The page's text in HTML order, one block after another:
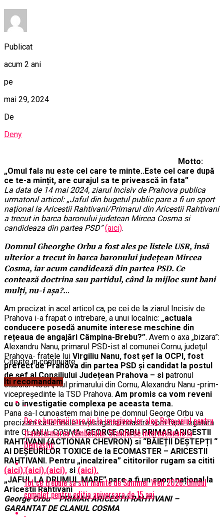
Publicat
acum 2 ani
pe
mai 29, 2024
De
Deny
Motto:
„Omul fals nu este cel care te minte..Este cel care după
ce te-a mințit, are curajul sa te privească în fata”
La data de 14 mai 2024, ziarul Incisiv de Prahova publica
urmatorul articol: „Jaful din bugetul public pare a fi un sport
național la Aricestii Rahtivani/Primarul din Aricestii Rahtivani
a trecut in barca baronului judetean Mircea Cosma si
candideaza din partea PSD” (aici).
Domnul Gheorghe Orbu a fost ales pe listele USR, însă
ulterior a trecut în barca baronului județean Mircea
Cosma, iar acum candidează din partea PSD. Ce
contează doctrina sau partidul, când la mijloc sunt bani
mulți, nu-i așa?...
Am precizat in acel articol ca, pe cei de la ziarul Incisiv de
Prahova i-a frapat o intrebare, a unui localnic: „actuala
conducere posedă anumite interese meschine din
rețeaua de angajări Câmpina-Brebu?”. Avem o axa „bizara”:
Alexandru Nanu, primarul PSD-ist al comunei Cornu, judeţul
Prahova- fratele lui Virgiliu Nanu, fost șef la OCPI, fost
prefect de Prahova din partea PSD și candidat la postul
de șef al Consiliului Județean Prahova – si patronul
clubului NUBA, fiul primarului din Cornu, Alexandru Nanu -prim-
vicepreşedinte la TSD Prahova. Am promis ca vom reveni
cu o investigatie complexa pe aceasta tema.
Pana sa-l cunoastem mai bine pe domnul George Orbu va
precizam ca la finele investigatiei noastre vom face legatura
intre CLANUL COSMA-GEORGE ORBU PRIMAR ARICESTII
RAHTIVANI (ACTIONAR CHEVRON) si “BĂIEȚII DEȘTEPȚI “
AI DEȘEURILOR TOXICE de la ECOMASTER – ARICESTII
RAHTIVANI. Pentru „incalzirea” cititorilor rugam sa cititi
(aici),(aici),(aici), si (aici).
„JAFUL LA DRUMUL MARE” pare a fi un sport național la
Aricestii Rahtivani
George Orbu – PRIMAR ARICESTII RAHTIVANI –
GARANTAT DE CLANUL COSMA
Citeste in continuare
Iti recomandam
De ce buzoienii care țin la imaginea lor aleg Botoșaniul pentru
transformarea zâmbetului: Standarde internaționale la
Dentastic
Tot ce trebuie sa stii inainte de Summer Well 2026. Ghidul
complet pentru editia aniversara de 15 ani